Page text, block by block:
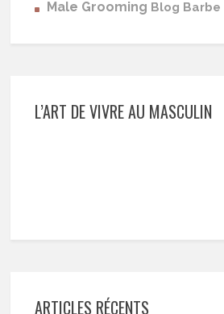
Male Grooming Blog Barbe
L’ART DE VIVRE AU MASCULIN
ARTICLES RÉCENTS